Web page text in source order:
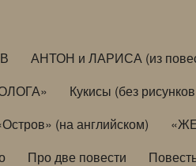
АНТОН и ЛАРИСА (из
Кукисы (без
(на английском)
Про две повести